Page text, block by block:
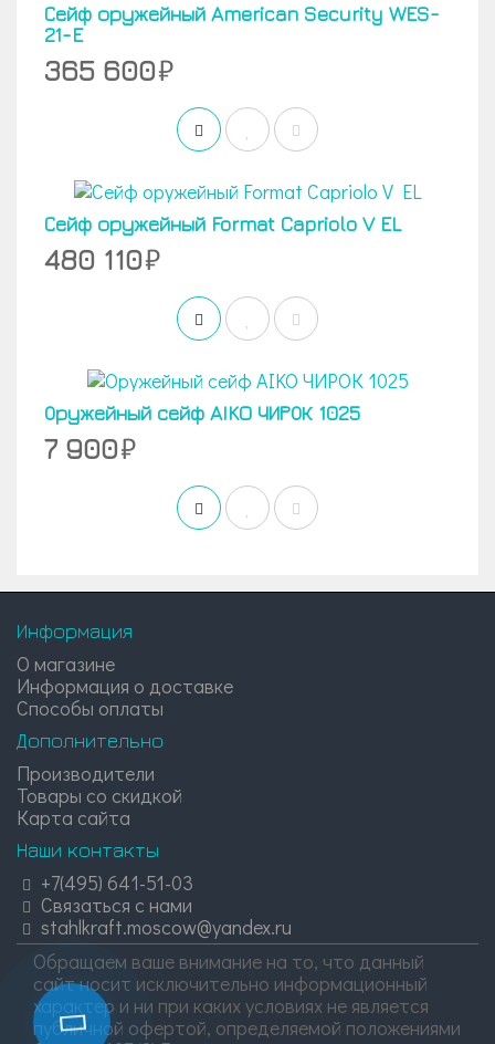
Сейф оружейный American Security WES-
21-E
365 600
Сейф оружейный Format Capriolo V EL
480 110
Оружейный сейф AIKO ЧИРОК 1025
7 900
Информация
О магазине
Информация о доставке
Способы оплаты
Дополнительно
Производители
Товары со скидкой
Карта сайта
Наши контакты
+7(495) 641-51-03
Связаться с нами
stahlkraft.moscow@yandex.ru
Обращаем ваше внимание на то, что данный
сайт носит исключительно информационный
характер и ни при каких условиях не является
публичной офертой, определяемой положениями